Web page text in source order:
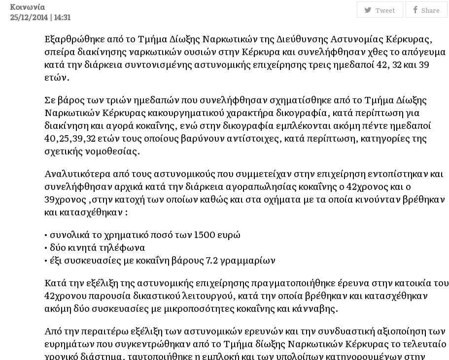
Tweet Share
Κοινωνία
25/12/2014 | 14:31
Εξαρθρώθηκε από το Τμήμα Δίωξης Ναρκωτικών της Διεύθυνσης Αστυνομίας Κέρκυρας,
σπείρα διακίνησης ναρκωτικών ουσιών στην Κέρκυρα και συνελήφθησαν χθες το απόγευμα
κατά την διάρκεια συντονισμένης αστυνομικής επιχείρησης τρεις ημεδαποί 42, 32 και 39
ετών.
Σε βάρος των τριών ημεδαπών που συνελήφθησαν σχηματίσθηκε από το Τμήμα Δίωξης
Ναρκωτικών Κέρκυρας κακουργηματικού χαρακτήρα δικογραφία, κατά περίπτωση για
διακίνηση και αγορά κοκαΐνης, ενώ στην δικογραφία εμπλέκονται ακόμη πέντε ημεδαποί
40,25,39,32 ετών τους οποίους βαρύνουν αντίστοιχες, κατά περίπτωση, κατηγορίες της
σχετικής νομοθεσίας.
Αναλυτικότερα από τους αστυνομικούς που συμμετείχαν στην επιχείρηση εντοπίστηκαν και
συνελήφθησαν αρχικά κατά την διάρκεια αγοραπωλησίας κοκαΐνης ο 42χρονος και ο
39χρονος ,στην κατοχή των οποίων καθώς και στα οχήματα με τα οποία κινούνταν βρέθηκαν
και κατασχέθηκαν :
• συνολικά το χρηματικό ποσό των 1500 ευρώ
• δύο κινητά τηλέφωνα
• έξι συσκευασίες με κοκαΐνη βάρους 7.2 γραμμαρίων
Κατά την εξέλιξη της αστυνομικής επιχείρησης πραγματοποιήθηκε έρευνα στην κατοικία του
42χρονου παρουσία δικαστικού λειτουργού, κατά την οποία βρέθηκαν και κατασχέθηκαν
ακόμη δύο συσκευασίες με μικροποσότητες κοκαΐνης και κάνναβης.
Από την περαιτέρω εξέλιξη των αστυνομικών ερευνών και την συνδυαστική αξιοποίηση των
ευρημάτων που συγκεντρώθηκαν από το Τμήμα δίωξης Ναρκωτικών Κέρκυρας το τελευταίο
χρονικό διάστημα, ταυτοποιήθηκε η εμπλοκή και των υπολοίπων κατηγορουμένων στην